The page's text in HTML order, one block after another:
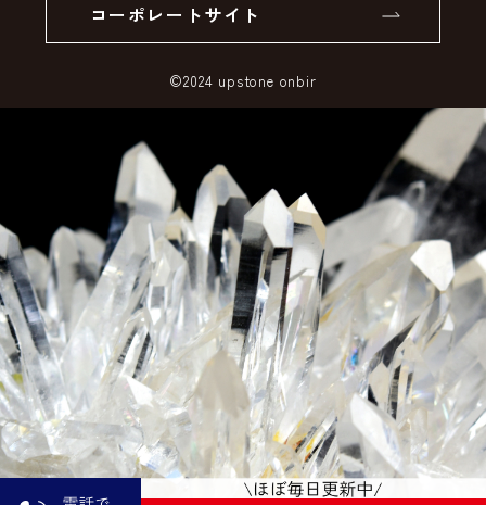
SSLサーバー証明書とは
コーポレートサイト
©2024 upstone onbir